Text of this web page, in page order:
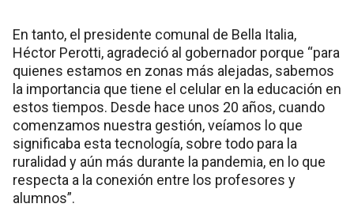
En tanto, el presidente comunal de Bella Italia,
Héctor Perotti, agradeció al gobernador porque “para
quienes estamos en zonas más alejadas, sabemos
la importancia que tiene el celular en la educación en
estos tiempos. Desde hace unos 20 años, cuando
comenzamos nuestra gestión, veíamos lo que
significaba esta tecnología, sobre todo para la
ruralidad y aún más durante la pandemia, en lo que
respecta a la conexión entre los profesores y
alumnos”.